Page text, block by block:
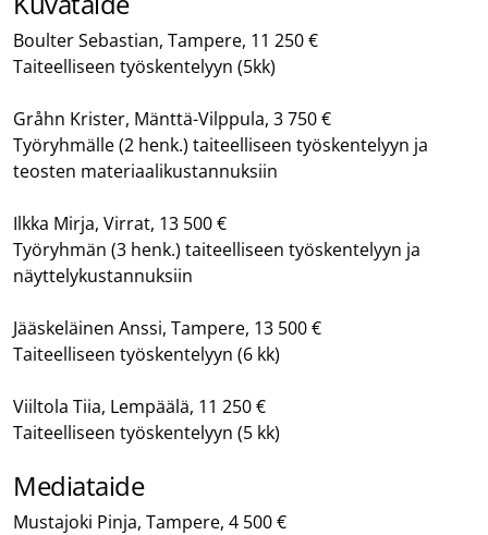
Boulter Sebastian, Tampere, 11 250 €
Taiteelliseen työskentelyyn (5kk)
Gråhn Krister, Mänttä-Vilppula, 3 750 €
Työryhmälle (2 henk.) taiteelliseen työskentelyyn ja
teosten materiaalikustannuksiin
Ilkka Mirja, Virrat, 13 500 €
Työryhmän (3 henk.) taiteelliseen työskentelyyn ja
näyttelykustannuksiin
Jääskeläinen Anssi, Tampere, 13 500 €
Taiteelliseen työskentelyyn (6 kk)
Viiltola Tiia, Lempäälä, 11 250 €
Taiteelliseen työskentelyyn (5 kk)
Mediataide
Mustajoki Pinja, Tampere, 4 500 €